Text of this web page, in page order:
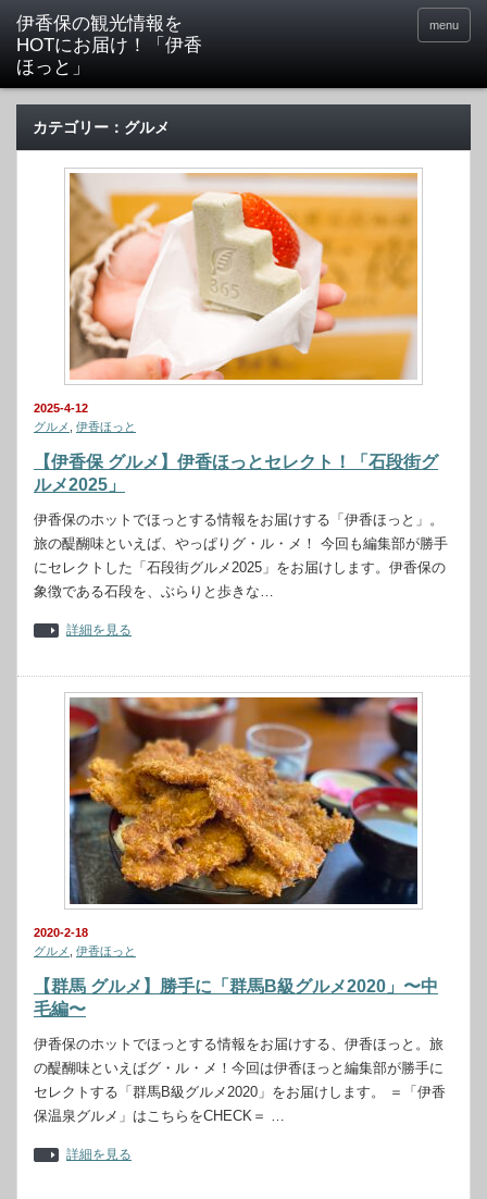
menu
カテゴリー：グルメ
2025-4-12
グルメ
伊香ほっと
【伊香保 グルメ】伊香ほっとセレクト！「石段街グ
ルメ2025」
伊香保のホットでほっとする情報をお届けする「伊香ほっと」。
旅の醍醐味といえば、やっぱりグ・ル・メ！ 今回も編集部が勝手
にセレクトした「石段街グルメ2025」をお届けします。伊香保の
象徴である石段を、ぶらりと歩きな…
詳細を見る
2020-2-18
グルメ
伊香ほっと
【群馬 グルメ】勝手に「群馬B級グルメ2020」〜中
毛編〜
伊香保のホットでほっとする情報をお届けする、伊香ほっと。旅
の醍醐味といえばグ・ル・メ！今回は伊香ほっと編集部が勝手に
セレクトする「群馬B級グルメ2020」をお届けします。 ＝「伊香
保温泉グルメ」はこちらをCHECK＝ …
詳細を見る